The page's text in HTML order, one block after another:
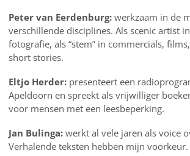
Peter van Eerdenburg: werkzaam in de
verschillende disciplines. Als scenic artist
fotografie, als “stem” in commercials,
short stories.
Eltjo Herder: presenteert een
Apeldoorn en spreekt als vrijwilliger
voor mensen met een leesbeperking.
Jan Bulinga: werkt al vele jaren als voice
Verhalende teksten hebben mijn voorkeur.